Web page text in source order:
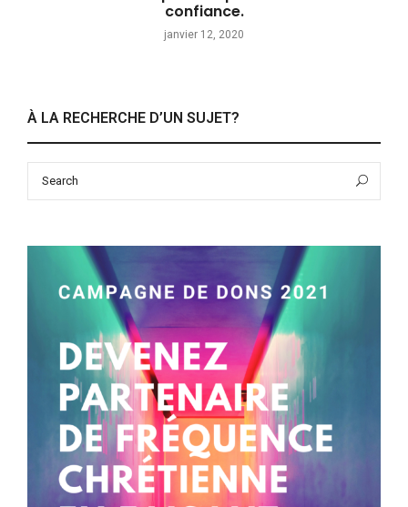
confiance.
janvier 12, 2020
À LA RECHERCHE D’UN SUJET?